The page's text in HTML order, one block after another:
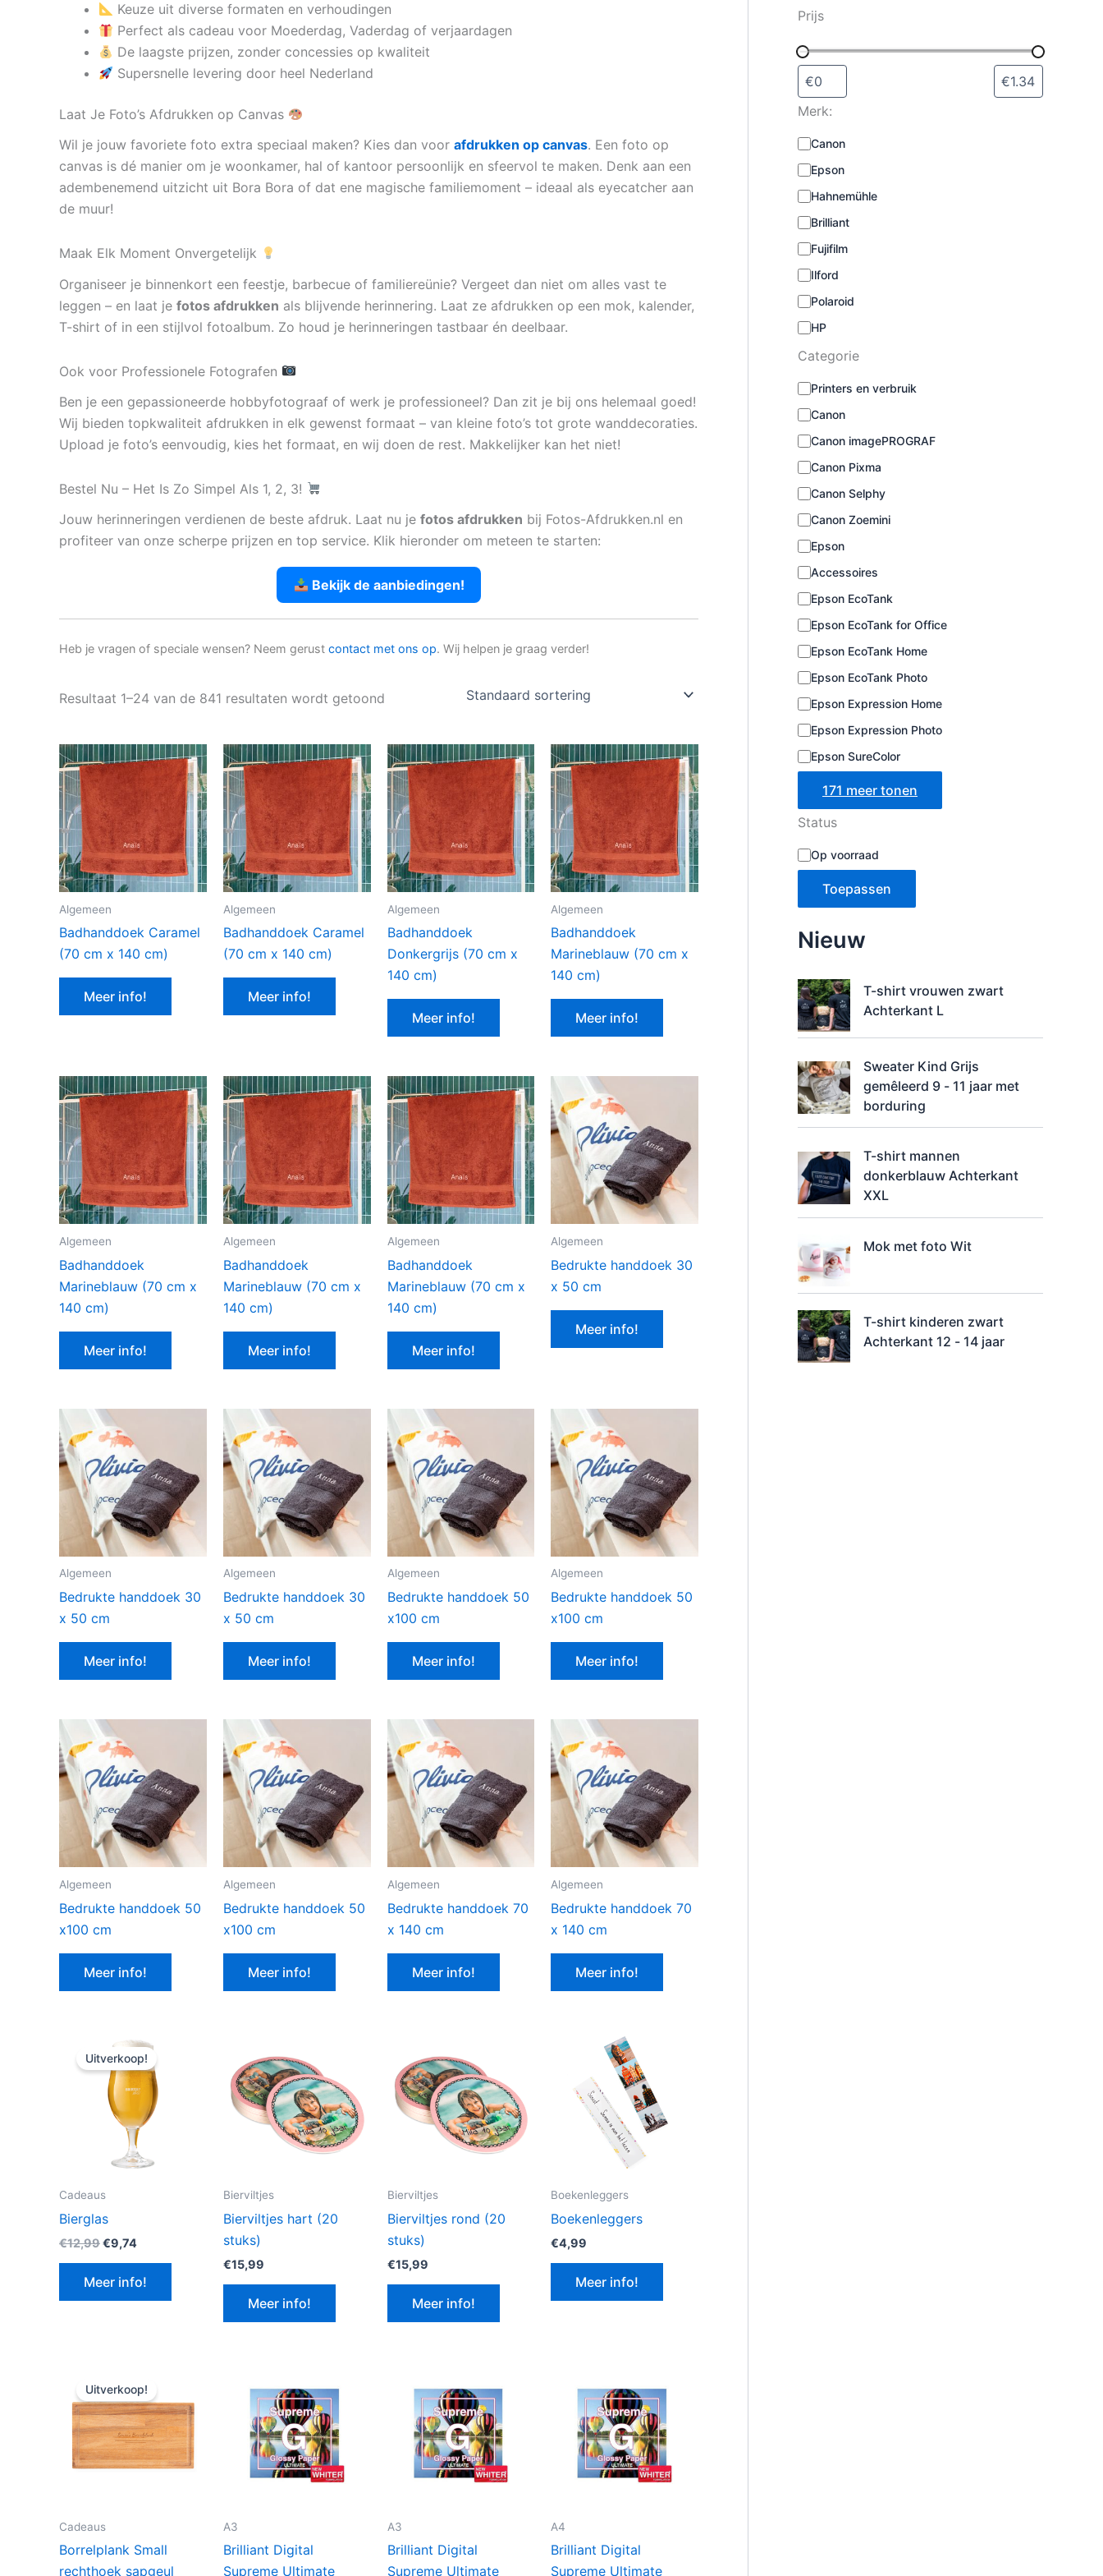
Keuze uit diverse formaten en verhoudingen
Perfect als cadeau voor Moederdag, Vaderdag of verjaardagen
De laagste prijzen, zonder concessies op kwaliteit
Supersnelle levering door heel Nederland
Laat Je Foto’s Afdrukken op Canvas
Wil je jouw favoriete foto extra speciaal maken? Kies dan voor afdrukken op canvas. Een foto op
canvas is dé manier om je woonkamer, hal of kantoor persoonlijk en sfeervol te maken. Denk aan een
adembenemend uitzicht uit Bora Bora of dat ene magische familiemoment – ideaal als eyecatcher aan
de muur!
Maak Elk Moment Onvergetelijk
Organiseer je binnenkort een feestje, barbecue of familiereünie? Vergeet dan niet om alles vast te
leggen – en laat je fotos afdrukken als blijvende herinnering. Laat ze afdrukken op een mok, kalender,
T-shirt of in een stijlvol fotoalbum. Zo houd je herinneringen tastbaar én deelbaar.
Ook voor Professionele Fotografen
Ben je een gepassioneerde hobbyfotograaf of werk je professioneel? Dan zit je bij ons helemaal goed!
Wij bieden topkwaliteit afdrukken in elk gewenst formaat – van kleine foto’s tot grote wanddecoraties.
Upload je foto’s eenvoudig, kies het formaat, en wij doen de rest. Makkelijker kan het niet!
Bestel Nu – Het Is Zo Simpel Als 1, 2, 3!
Jouw herinneringen verdienen de beste afdruk. Laat nu je fotos afdrukken bij Fotos-Afdrukken.nl en
profiteer van onze scherpe prijzen en top service. Klik hieronder om meteen te starten:
Bekijk de aanbiedingen!
Heb je vragen of speciale wensen? Neem gerust contact met ons op. Wij helpen je graag verder!
Resultaat 1–24 van de 841 resultaten wordt getoond
Algemeen
Badhanddoek Caramel
(70 cm x 140 cm)
Meer info!
Algemeen
Badhanddoek Caramel
(70 cm x 140 cm)
Meer info!
Algemeen
Badhanddoek
Donkergrijs (70 cm x
140 cm)
Meer info!
Algemeen
Badhanddoek
Marineblauw (70 cm x
140 cm)
Meer info!
Algemeen
Badhanddoek
Marineblauw (70 cm x
140 cm)
Meer info!
Algemeen
Badhanddoek
Marineblauw (70 cm x
140 cm)
Meer info!
Algemeen
Badhanddoek
Marineblauw (70 cm x
140 cm)
Meer info!
Algemeen
Bedrukte handdoek 30
x 50 cm
Meer info!
Algemeen
Bedrukte handdoek 30
x 50 cm
Meer info!
Algemeen
Bedrukte handdoek 30
x 50 cm
Meer info!
Algemeen
Bedrukte handdoek 50
x100 cm
Meer info!
Algemeen
Bedrukte handdoek 50
x100 cm
Meer info!
Algemeen
Bedrukte handdoek 50
x100 cm
Meer info!
Algemeen
Bedrukte handdoek 50
x100 cm
Meer info!
Algemeen
Bedrukte handdoek 70
x 140 cm
Meer info!
Algemeen
Bedrukte handdoek 70
x 140 cm
Meer info!
Uitverkoop!
Cadeaus
Bierglas
€12,99Oorspronkelijke
€12,99.
€9,74Huidige
€9,74.
Meer info!
Bierviltjes
Bierviltjes hart (20
stuks)
€15,99
Meer info!
Bierviltjes
Bierviltjes rond (20
stuks)
€15,99
Meer info!
Boekenleggers
Boekenleggers
€4,99
Meer info!
Uitverkoop!
Cadeaus
Borrelplank Small
rechthoek sapgeul
A3
Brilliant Digital
Supreme Ultimate
A3
Brilliant Digital
Supreme Ultimate
A4
Brilliant Digital
Supreme Ultimate
s
l
e
t
e
e
n
Prijs
Merk:
M
r
k
:
Canon
Epson
Hahnemühle
Brilliant
Fujifilm
Ilford
Polaroid
HP
Categorie
C
t
e
g
o
i
e
Printers en verbruik
Canon
Canon imagePROGRAF
Canon Pixma
Canon Selphy
Canon Zoemini
Epson
Accessoires
Epson EcoTank
Epson EcoTank for Office
Epson EcoTank Home
Epson EcoTank Photo
Epson Expression Home
Epson Expression Photo
Epson SureColor
171 meer tonen
Status
B
e
k
a
a
r
h
i
d
Op voorraad
Toepassen
Nieuw
T-shirt vrouwen zwart
Achterkant L
Sweater Kind Grijs
gemêleerd 9 - 11 jaar met
borduring
T-shirt mannen
donkerblauw Achterkant
XXL
Mok met foto Wit
T-shirt kinderen zwart
Achterkant 12 - 14 jaar